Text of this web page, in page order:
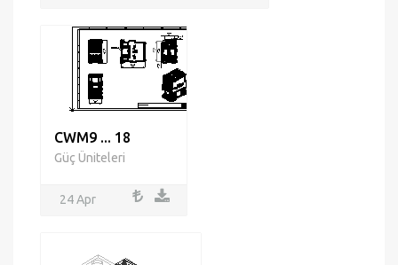
CWM9 ... 18
Güç Üniteleri
24 Apr